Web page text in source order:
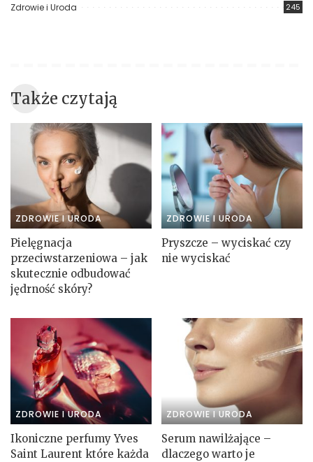
Zdrowie i Uroda 245
Także czytają
ZDROWIE I URODA
Pielęgnacja
przeciwstarzeniowa – jak
skutecznie odbudować
jędrność skóry?
ZDROWIE I URODA
Pryszcze – wyciskać czy
nie wyciskać
ZDROWIE I URODA
Ikoniczne perfumy Yves
Saint Laurent które każda
ZDROWIE I URODA
Serum nawilżające –
dlaczego warto je